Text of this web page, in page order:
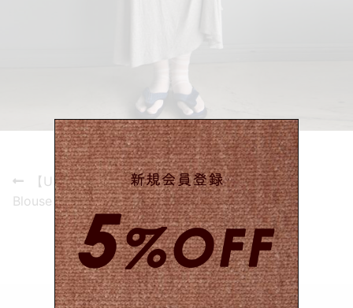
投
稿
Previous
post:
【USED&VINTAGE】
Blouse / Pink #8505